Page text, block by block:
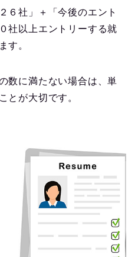
６社」＋「今後のエント
社以上エントリーする就
す。
数に満たない場合は、単
とが大切です。